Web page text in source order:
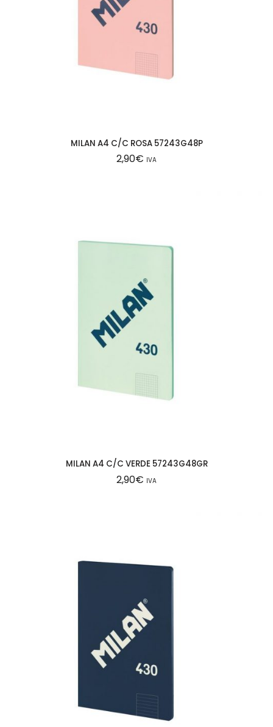
MILAN A4 C/C ROSA 57243G48P
2,90€ IVA
MILAN A4 C/C VERDE 57243G48GR
2,90€ IVA